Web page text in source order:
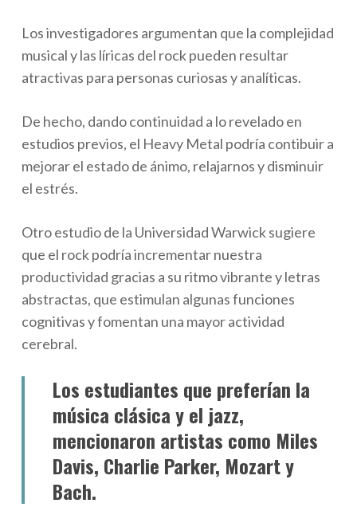
Los investigadores argumentan que la complejidad
musical y las líricas del rock pueden resultar
atractivas para personas curiosas y analíticas.
De hecho, dando continuidad a lo revelado en
estudios previos, el Heavy Metal podría contibuir a
mejorar el estado de ánimo, relajarnos y disminuir
el estrés.
Otro estudio de la Universidad Warwick sugiere
que el rock podría incrementar nuestra
productividad gracias a su ritmo vibrante y letras
abstractas, que estimulan algunas funciones
cognitivas y fomentan una mayor actividad
cerebral.
Los estudiantes que preferían la
música clásica y el jazz,
mencionaron artistas como Miles
Davis, Charlie Parker, Mozart y
Bach.